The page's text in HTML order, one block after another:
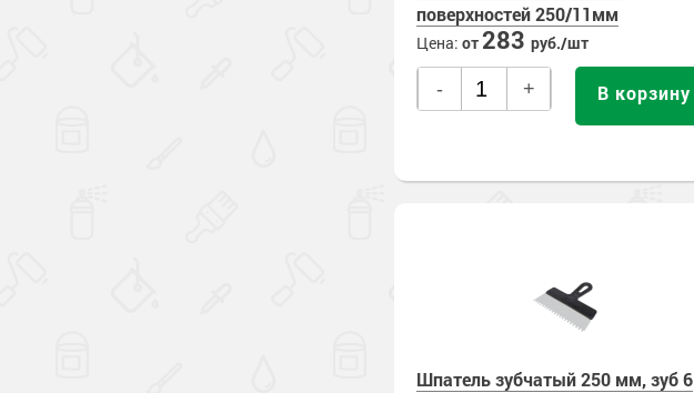
поверхностей 250/11мм
Цена: от283 руб./шт
- + В корзину
Шпатель зубчатый 250 мм, зуб 6